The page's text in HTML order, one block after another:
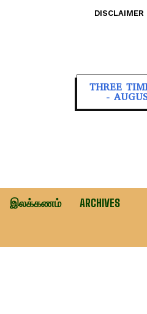
DISCLAIMER
THREE
-
இலக்கணம் ARCHIVES